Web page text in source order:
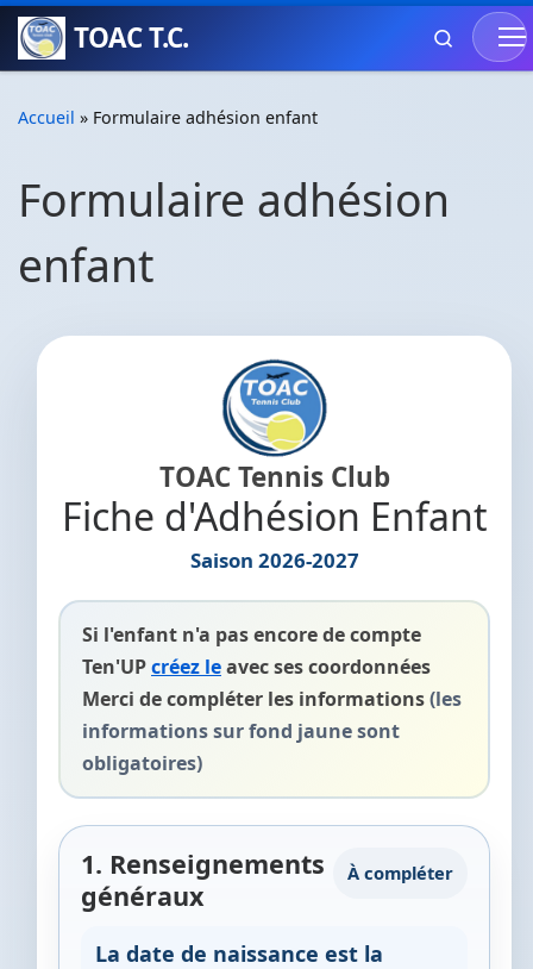
Skip to content
TOAC T.C. Search
Accueil » Formulaire adhésion enfant
Formulaire adhésion
enfant
TOAC Tennis Club
Fiche d'Adhésion Enfant
Saison 2026-2027
Si l'enfant n'a pas encore de compte
Ten'UPcréez leavec ses coordonnées
Merci de compléter les informations(les
informations sur fond jaune sont
obligatoires)
1. Renseignements
généraux
À compléter
La date de naissance est la